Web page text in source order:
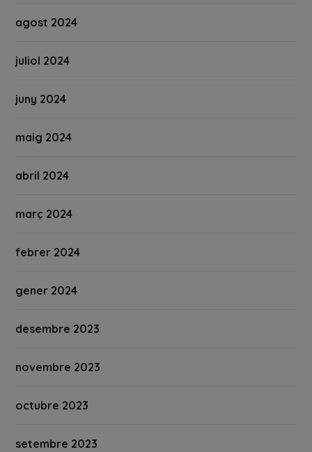
agost 2024
juliol 2024
juny 2024
maig 2024
abril 2024
març 2024
febrer 2024
gener 2024
desembre 2023
novembre 2023
octubre 2023
setembre 2023